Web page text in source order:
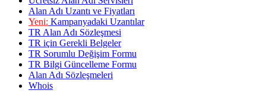
Alan Adı Uzantı ve Fiyatları
Yeni: Kampanyadaki Uzantılar
TR Alan Adı Sözleşmesi
TR için Gerekli Belgeler
TR Sorumlu Değişim Formu
TR Bilgi Güncelleme Formu
Alan Adı Sözleşmeleri
Whois